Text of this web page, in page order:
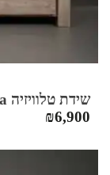
שידת טלוויזיה Diva
₪6,900